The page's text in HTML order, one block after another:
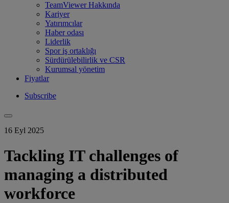
TeamViewer Hakkında
Kariyer
Yatırımcılar
Haber odası
Liderlik
Spor iş ortaklığı
Sürdürülebilirlik ve CSR
Kurumsal yönetim
Fiyatlar
Subscribe
16 Eyl 2025
Tackling IT challenges of
managing a distributed
workforce